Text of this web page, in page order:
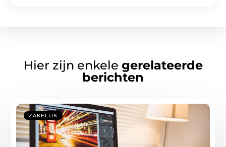
Hier zijn enkele gerelateerde
berichten
ZAKELIJK